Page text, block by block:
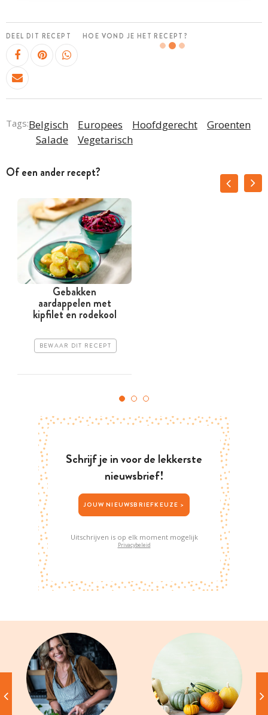
DEEL DIT RECEPT HOE VOND JE HET RECEPT?
Tags:Belgisch Europees Hoofdgerecht
Groenten
Salade
Vegetarisch
Of een ander recept?
Gebakken
aardappelen met
kipfilet en rodekool
BEWAAR DIT RECEPT
Schrijf je in voor de lekkerste
nieuwsbrief!
JOUW NIEUWSBRIEFKEUZE >
Uitschrijven is op elk moment mogelijk
Privacybeleid